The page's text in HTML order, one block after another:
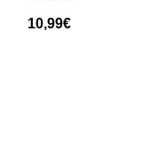
10,99€